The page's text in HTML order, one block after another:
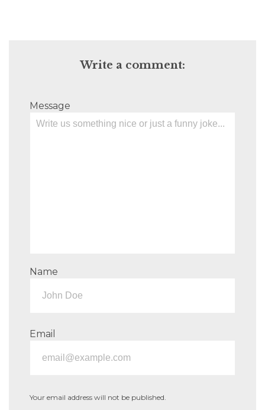
Write a comment:
Message
Name
Email
Your email address will not be published.